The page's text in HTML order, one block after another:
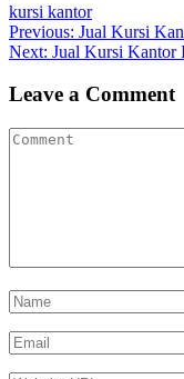
kursi kantor
Post
navigation
Previous: Previous
post:
Jual Kursi
Next: Next
Jual Kursi Kantor
Leave a Comment